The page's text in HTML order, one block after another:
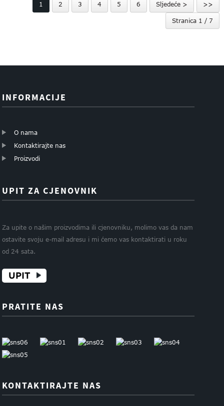
prozore...
1 2 3 4 5 6 Sljedeće > >>
Stranica 1 / 7
INFORMACIJE
O nama
Kontaktirajte nas
Proizvodi
UPIT ZA CJENOVNIK
Za upite o našim proizvodima ili cjenovniku, molimo vas da nam
ostavite svoju e-mail adresu i mi ćemo vas kontaktirati u roku
od 24 sata.
UPIT
PRATITE NAS
KONTAKTIRAJTE NAS